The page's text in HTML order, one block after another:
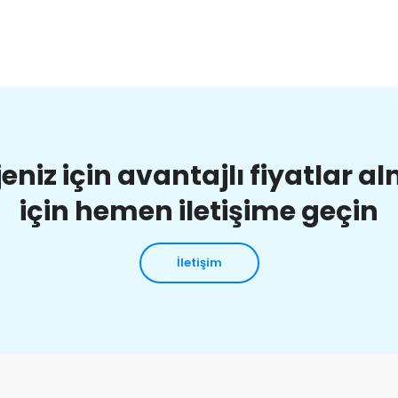
için avantajlı fiyatlar
için hemen iletişime geçin
İletişim